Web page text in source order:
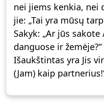
nei jiems kenkia, nei
jie: „Tai yra mūsų
Sakyk: „Ar jūs
danguose ir
Išaukštintas yra Jis
(Jam) kaip